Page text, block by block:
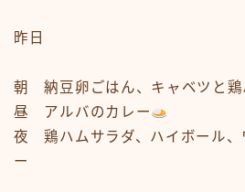
昨日
朝 納豆卵ごはん、キャベツと鶏
昼 アルバのカレー
夜 鶏ハムサラダ、ハイボール、
ー